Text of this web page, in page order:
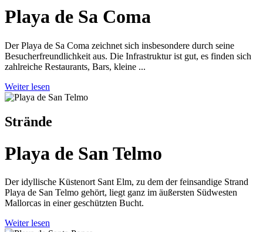
Playa de Sa Coma
Der Playa de Sa Coma zeichnet sich insbesondere durch seine
Besucherfreundlichkeit aus. Die Infrastruktur ist gut, es finden sich
zahlreiche Restaurants, Bars, kleine ...
Weiter lesen
Strände
Playa de San Telmo
Der idyllische Küstenort Sant Elm, zu dem der feinsandige Strand
Playa de San Telmo gehört, liegt ganz im äußersten Südwesten
Mallorcas in einer geschützten Bucht.
Weiter lesen